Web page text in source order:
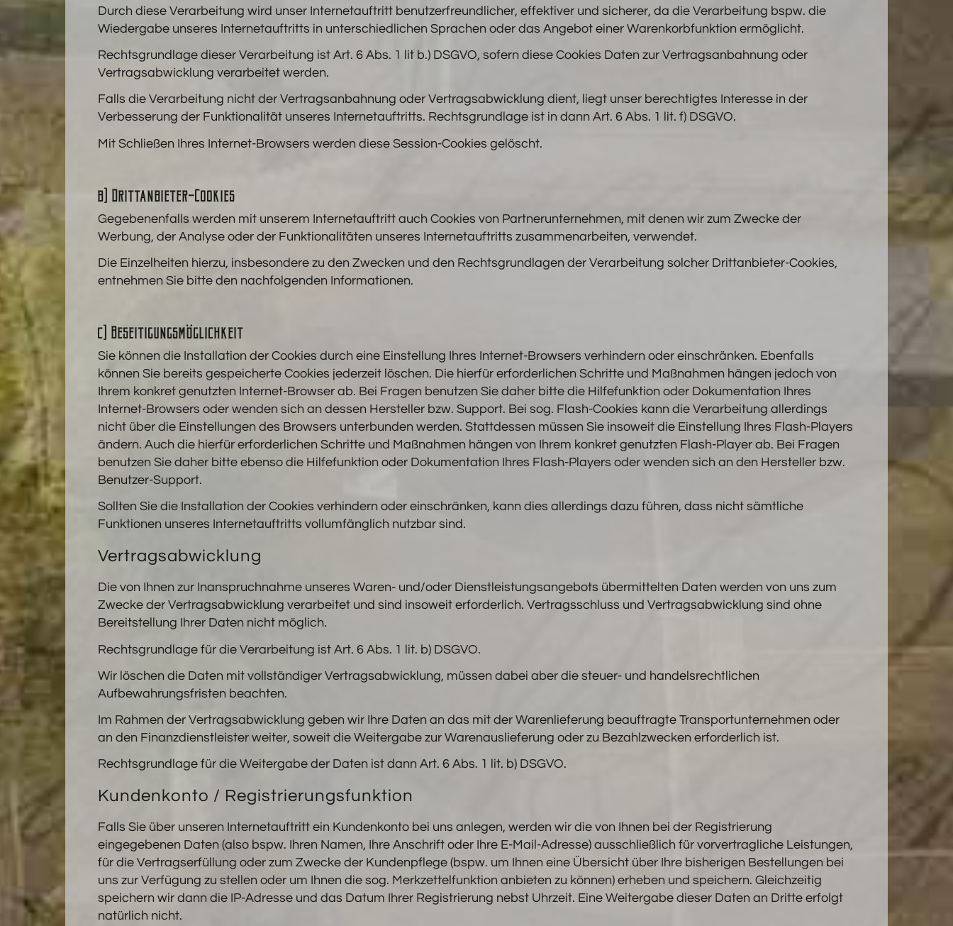
Durch diese Verarbeitung wird unser Internetauftritt benutzerfreundlicher, effektiver und sicherer, da die Verarbeitung bspw. die
Wiedergabe unseres Internetauftritts in unterschiedlichen Sprachen oder das Angebot einer Warenkorbfunktion ermöglicht.
Rechtsgrundlage dieser Verarbeitung ist Art. 6 Abs. 1 lit b.) DSGVO, sofern diese Cookies Daten zur Vertragsanbahnung oder
Vertragsabwicklung verarbeitet werden.
Falls die Verarbeitung nicht der Vertragsanbahnung oder Vertragsabwicklung dient, liegt unser berechtigtes Interesse in der
Verbesserung der Funktionalität unseres Internetauftritts. Rechtsgrundlage ist in dann Art. 6 Abs. 1 lit. f) DSGVO.
Mit Schließen Ihres Internet-Browsers werden diese Session-Cookies gelöscht.
b) Drittanbieter-Cookies
Gegebenenfalls werden mit unserem Internetauftritt auch Cookies von Partnerunternehmen, mit denen wir zum Zwecke der
Werbung, der Analyse oder der Funktionalitäten unseres Internetauftritts zusammenarbeiten, verwendet.
Die Einzelheiten hierzu, insbesondere zu den Zwecken und den Rechtsgrundlagen der Verarbeitung solcher Drittanbieter-Cookies,
entnehmen Sie bitte den nachfolgenden Informationen.
c) Beseitigungsmöglichkeit
Sie können die Installation der Cookies durch eine Einstellung Ihres Internet-Browsers verhindern oder einschränken. Ebenfalls
können Sie bereits gespeicherte Cookies jederzeit löschen. Die hierfür erforderlichen Schritte und Maßnahmen hängen jedoch von
Ihrem konkret genutzten Internet-Browser ab. Bei Fragen benutzen Sie daher bitte die Hilfefunktion oder Dokumentation Ihres
Internet-Browsers oder wenden sich an dessen Hersteller bzw. Support. Bei sog. Flash-Cookies kann die Verarbeitung allerdings
nicht über die Einstellungen des Browsers unterbunden werden. Stattdessen müssen Sie insoweit die Einstellung Ihres Flash-Players
ändern. Auch die hierfür erforderlichen Schritte und Maßnahmen hängen von Ihrem konkret genutzten Flash-Player ab. Bei Fragen
benutzen Sie daher bitte ebenso die Hilfefunktion oder Dokumentation Ihres Flash-Players oder wenden sich an den Hersteller bzw.
Benutzer-Support.
Sollten Sie die Installation der Cookies verhindern oder einschränken, kann dies allerdings dazu führen, dass nicht sämtliche
Funktionen unseres Internetauftritts vollumfänglich nutzbar sind.
Vertragsabwicklung
Die von Ihnen zur Inanspruchnahme unseres Waren- und/oder Dienstleistungsangebots übermittelten Daten werden von uns zum
Zwecke der Vertragsabwicklung verarbeitet und sind insoweit erforderlich. Vertragsschluss und Vertragsabwicklung sind ohne
Bereitstellung Ihrer Daten nicht möglich.
Rechtsgrundlage für die Verarbeitung ist Art. 6 Abs. 1 lit. b) DSGVO.
Wir löschen die Daten mit vollständiger Vertragsabwicklung, müssen dabei aber die steuer- und handelsrechtlichen
Aufbewahrungsfristen beachten.
Im Rahmen der Vertragsabwicklung geben wir Ihre Daten an das mit der Warenlieferung beauftragte Transportunternehmen oder
an den Finanzdienstleister weiter, soweit die Weitergabe zur Warenauslieferung oder zu Bezahlzwecken erforderlich ist.
Rechtsgrundlage für die Weitergabe der Daten ist dann Art. 6 Abs. 1 lit. b) DSGVO.
Kundenkonto / Registrierungsfunktion
Falls Sie über unseren Internetauftritt ein Kundenkonto bei uns anlegen, werden wir die von Ihnen bei der Registrierung
eingegebenen Daten (also bspw. Ihren Namen, Ihre Anschrift oder Ihre E-Mail-Adresse) ausschließlich für vorvertragliche Leistungen,
für die Vertragserfüllung oder zum Zwecke der Kundenpflege (bspw. um Ihnen eine Übersicht über Ihre bisherigen Bestellungen bei
uns zur Verfügung zu stellen oder um Ihnen die sog. Merkzettelfunktion anbieten zu können) erheben und speichern. Gleichzeitig
speichern wir dann die IP-Adresse und das Datum Ihrer Registrierung nebst Uhrzeit. Eine Weitergabe dieser Daten an Dritte erfolgt
natürlich nicht.